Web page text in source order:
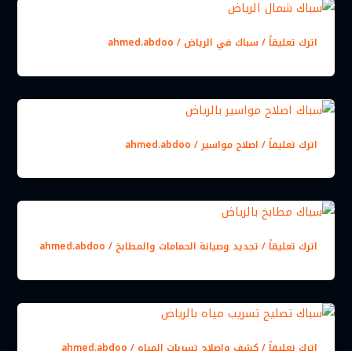
اترك تعليقاً / سباك في الرياض /
ahmed.abdoo
اترك تعليقاً / اصلاح مواسير/
ahmed.abdoo
اترك تعليقاً / تجديد وصيانة الحمامات والمطابخ /
ahmed.abdoo